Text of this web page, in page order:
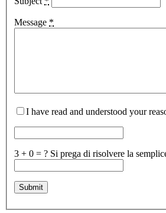
Message *
I have read and understood your
3 + 0 = ? Si prega di risolvere la